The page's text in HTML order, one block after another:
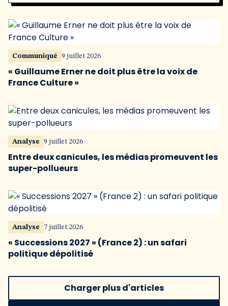
Communiqué 9 juillet 2026
« Guillaume Erner ne doit plus être la voix de
France Culture »
Analyse 9 juillet 2026
Entre deux canicules, les médias promeuvent les
super-pollueurs
Analyse 7 juillet 2026
« Successions 2027 » (France 2) : un safari
politique dépolitisé
Charger plus d'articles